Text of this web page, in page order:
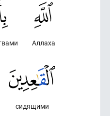
Аллаха
сидящими